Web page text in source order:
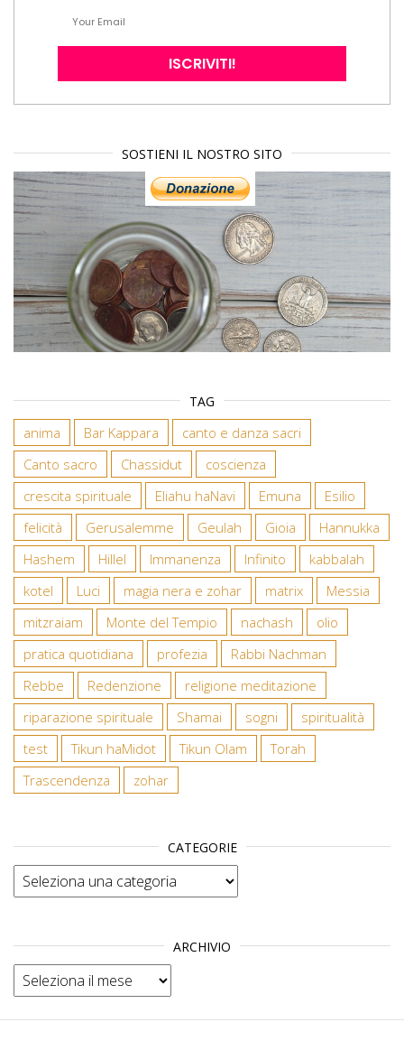
SOSTIENI IL NOSTRO SITO
TAG
anima Bar Kappara
canto e danza sacri
Canto sacro
Chassidut
coscienza
crescita spirituale
Eliahu haNavi Emuna
Esilio
felicità
Gerusalemme Geulah Gioia
Hannukka
Hashem
Hillel Immanenza Infinito
kabbalah
kotel
Luci magia nera e zohar matrix
Messia
mitzraiam
Monte del Tempio nachash
olio
pratica quotidiana
profezia
Rabbi Nachman
Rebbe
Redenzione
religione meditazione
riparazione spirituale
Shamai sogni
spiritualità
test
Tikun haMidot Tikun Olam
Torah
Trascendenza
zohar
CATEGORIE
Categorie
ARCHIVIO
Archivio